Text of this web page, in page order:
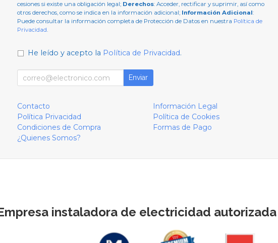
cesiones si existe una obligación legal; Derechos: Acceder, rectificar y suprimir, así como
otros derechos, como se indica en la información adicional; Información Adicional:
Puede consultar la información completa de Protección de Datos en nuestra Política de
Privacidad.
He leído y acepto la Política de Privacidad.
Enviar
Contacto
Información Legal
Política Privacidad
Política de Cookies
Condiciones de Compra
Formas de Pago
¿Quienes Somos?
instaladora de electricidad